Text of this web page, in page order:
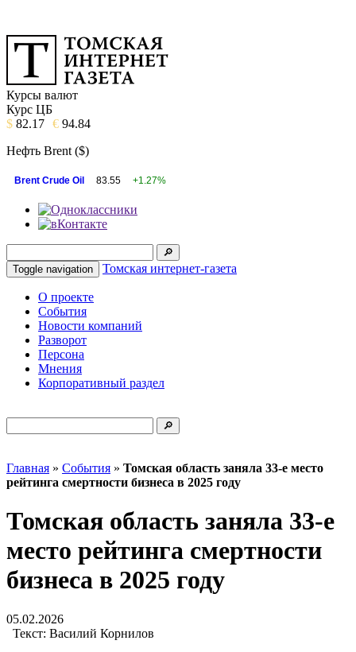
Курсы валют
Курс ЦБ
$ 82.17 € 94.84
Нефть Brent ($)
Brent Crude Oil 83.55 +1.27%
Toggle navigation Томская интернет-газета
О проекте
События
Новости компаний
Разворот
Персона
Мнения
Корпоративный раздел
Главная » События » Томская область заняла 33-е место
рейтинга смертности бизнеса в 2025 году
Томская область заняла 33-е
место рейтинга смертности
бизнеса в 2025 году
05.02.2026
Текст: Василий Корнилов